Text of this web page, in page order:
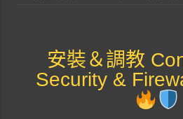
安裝＆調教
Security &